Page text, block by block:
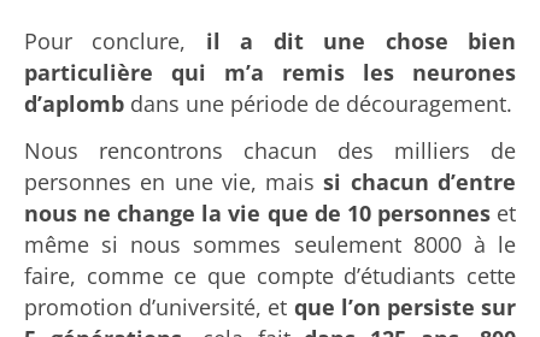
Pour conclure, il a dit une chose bien
particulière qui m’a remis les neurones
d’aplomb dans une période de découragement.
Nous rencontrons chacun des milliers de
personnes en une vie, maissi chacun d’entre
nous ne change la vie que de 10 personnes et
même si nous sommes seulement 8000 à le
faire, comme ce que compte d’étudiants cette
promotion d’université, et que l’on persiste sur